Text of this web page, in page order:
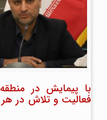
با پیمایش در
فعالیت و تلاش در